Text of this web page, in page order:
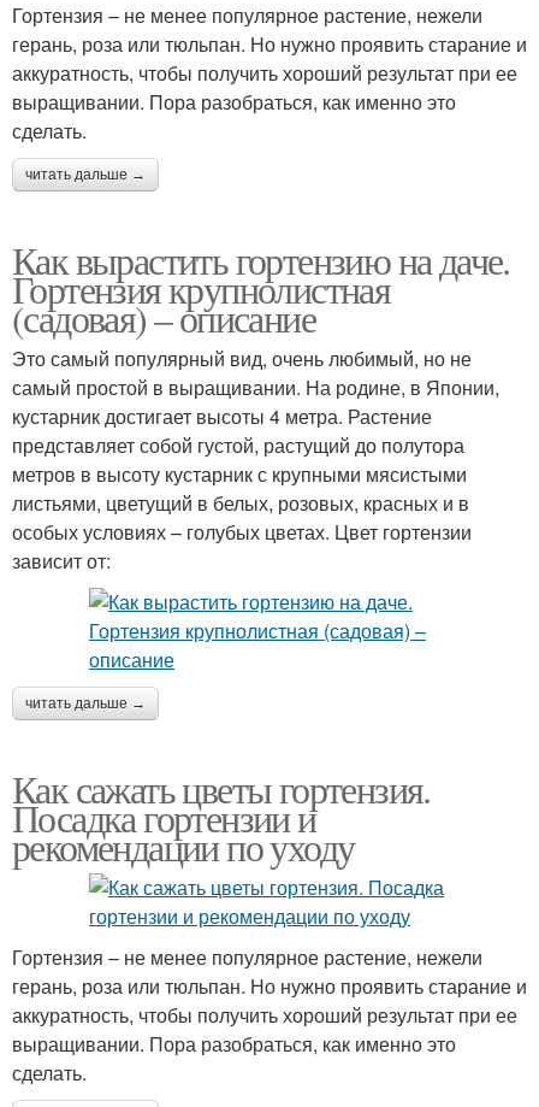
Гортензия – не менее популярное растение, нежели
герань, роза или тюльпан. Но нужно проявить старание и
аккуратность, чтобы получить хороший результат при ее
выращивании. Пора разобраться, как именно это
сделать.
читать дальше →
Как вырастить гортензию на даче.
Гортензия крупнолистная
(садовая) – описание
Это самый популярный вид, очень любимый, но не
самый простой в выращивании. На родине, в Японии,
кустарник достигает высоты 4 метра. Растение
представляет собой густой, растущий до полутора
метров в высоту кустарник с крупными мясистыми
листьями, цветущий в белых, розовых, красных и в
особых условиях – голубых цветах. Цвет гортензии
зависит от:
читать дальше →
Как сажать цветы гортензия.
Посадка гортензии и
рекомендации по уходу
Гортензия – не менее популярное растение, нежели
герань, роза или тюльпан. Но нужно проявить старание и
аккуратность, чтобы получить хороший результат при ее
выращивании. Пора разобраться, как именно это
сделать.